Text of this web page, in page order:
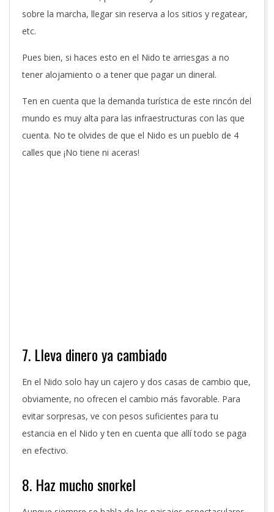
sobre la marcha, llegar sin reserva a los sitios y regatear,
etc.
Pues bien, si haces esto en el Nido te arriesgas a no
tener alojamiento o a tener que pagar un dineral.
Ten en cuenta que la demanda turística de este rincón del
mundo es muy alta para las infraestructuras con las que
cuenta. No te olvides de que el Nido es un pueblo de 4
calles que ¡No tiene ni aceras!
7. Lleva dinero ya cambiado
En el Nido solo hay un cajero y dos casas de cambio que,
obviamente, no ofrecen el cambio más favorable. Para
evitar sorpresas, ve con pesos suficientes para tu
estancia en el Nido y ten en cuenta que allí todo se paga
en efectivo.
8. Haz mucho snorkel